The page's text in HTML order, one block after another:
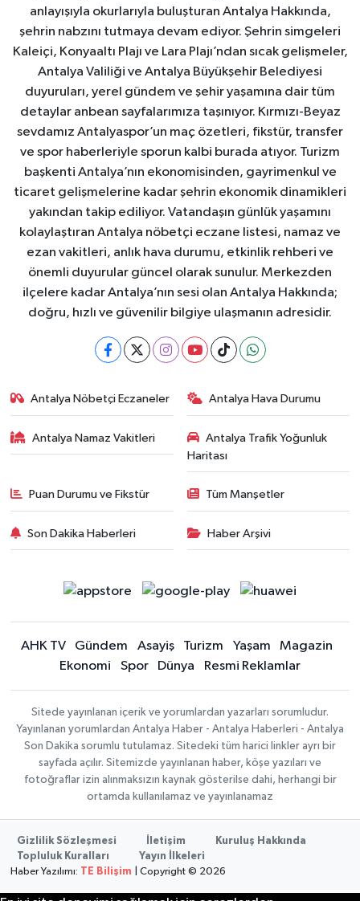
anlayışıyla okurlarıyla buluşturan Antalya Hakkında,
şehrin nabzını tutmaya devam ediyor. Şehrin simgeleri
Kaleiçi, Konyaaltı Plajı ve Lara Plajı’ndan sıcak gelişmeler,
Antalya Valiliği ve Antalya Büyükşehir Belediyesi
duyuruları, yerel gündem ve şehir yaşamına dair tüm
detaylar anbean sayfalarımıza taşınıyor. Kırmızı-Beyaz
sevdamız Antalyaspor’un maç özetleri, fikstür, transfer
ve spor haberleriyle sporun kalbi burada atıyor. Turizm
başkenti Antalya’nın ekonomisinden, gayrimenkul ve
ticaret gelişmelerine kadar şehrin ekonomik dinamikleri
yakından takip ediliyor. Vatandaşın günlük yaşamını
kolaylaştıran Antalya nöbetçi eczane listesi, namaz ve
ezan vakitleri, anlık hava durumu, etkinlik rehberi ve
önemli duyurular güncel olarak sunulur. Merkezden
ilçelere kadar Antalya’nın sesi olan Antalya Hakkında;
doğru, hızlı ve güvenilir bilgiye ulaşmanın adresidir.
Antalya Nöbetçi Eczaneler Antalya Hava Durumu
Antalya Namaz Vakitleri
Antalya Trafik Yoğunluk
Haritası
Puan Durumu ve Fikstür Tüm Manşetler
Son Dakika Haberleri Haber Arşivi
AHK TV Gündem Asayiş Turizm Yaşam
Magazin
Ekonomi
Spor Dünya Resmi Reklamlar
Sitede yayınlanan içerik ve yorumlardan yazarları sorumludur.
Yayınlanan yorumlardan Antalya Haber - Antalya Haberleri - Antalya
Son Dakika sorumlu tutulamaz. Sitedeki tüm harici linkler ayrı bir
sayfada açılır. Sitemizde yayınlanan haber, köşe yazıları ve
fotoğraflar izin alınmaksızın kaynak gösterilse dahi, herhangi bir
ortamda kullanılamaz ve yayınlanamaz
Gizlilik Sözleşmesi İletişim
Kuruluş Hakkında
Topluluk Kuralları
Yayın İlkeleri
Haber Yazılımı:
TE Bilişim | Copyright © 2026